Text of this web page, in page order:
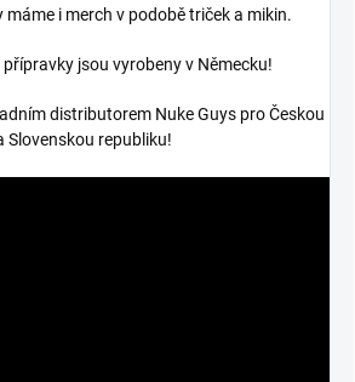
i merch v podobě triček a mikin.
jsou vyrobeny v Německu!
distributorem Nuke Guys pro Českou
Slovenskou republiku!